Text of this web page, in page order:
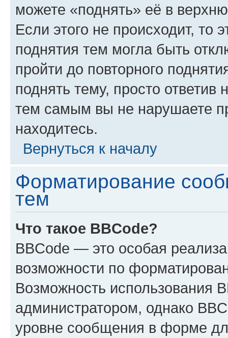
можете «поднять» её в
Если этого не происходит, то
поднятия тем могла быть
пройти до повторного
поднять тему, просто ответив
тем самым вы не нарушаете
находитесь.
Вернуться к началу
Форматирование
тем
Что такое BBCode?
BBCode — это особая
возможности по
Возможность использования
администратором, однако
уровне сообщения в форме